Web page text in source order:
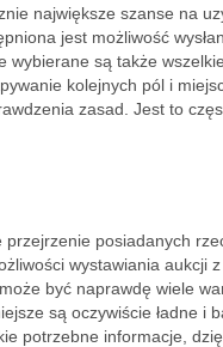
największe szanse na
jest możliwość
są także
kolejnych pól i
zasad. Jest to
posiadanych
wystawiania aukcji
być naprawdę wiele
są oczywiście ładne i
potrzebne informacje,